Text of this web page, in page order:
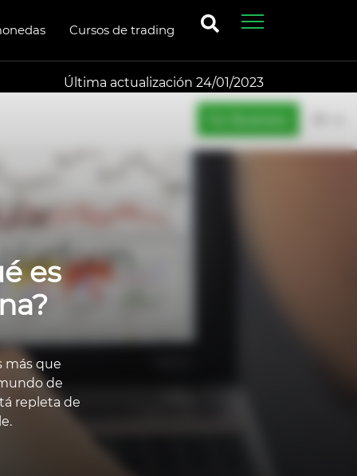
Cursos de trading
Última actualización 24/01/2023
es
más que
de
repleta de